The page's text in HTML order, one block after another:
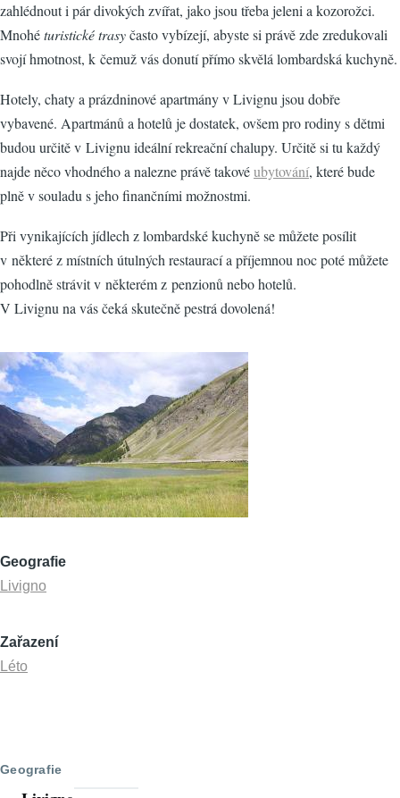
zahlédnout i pár divokých zvířat, jako jsou třeba jeleni a kozorožci.
Mnohéturistické trasyčasto vybízejí, abyste si právě zde zredukovali
svojí hmotnost, k čemuž vás donutí přímo skvělá lombardská kuchyně.
Hotely, chaty a prázdninové apartmány v Livignu jsou dobře
vybavené. Apartmánů a hotelů je dostatek, ovšem pro rodiny s dětmi
budou určitě v Livignu ideální rekreační chalupy. Určitě si tu každý
najde něco vhodného a nalezne právě takovéubytování, které bude
plně v souladu s jeho finančními možnostmi.
Při vynikajících jídlech z lombardské kuchyně se můžete posílit
v některé z místních útulných restaurací a příjemnou noc poté můžete
pohodlně strávit v některém z penzionů nebo hotelů.
V Livignu na vás čeká skutečně pestrá dovolená!
Geografie
Livigno
Zařazení
Léto
Geografie